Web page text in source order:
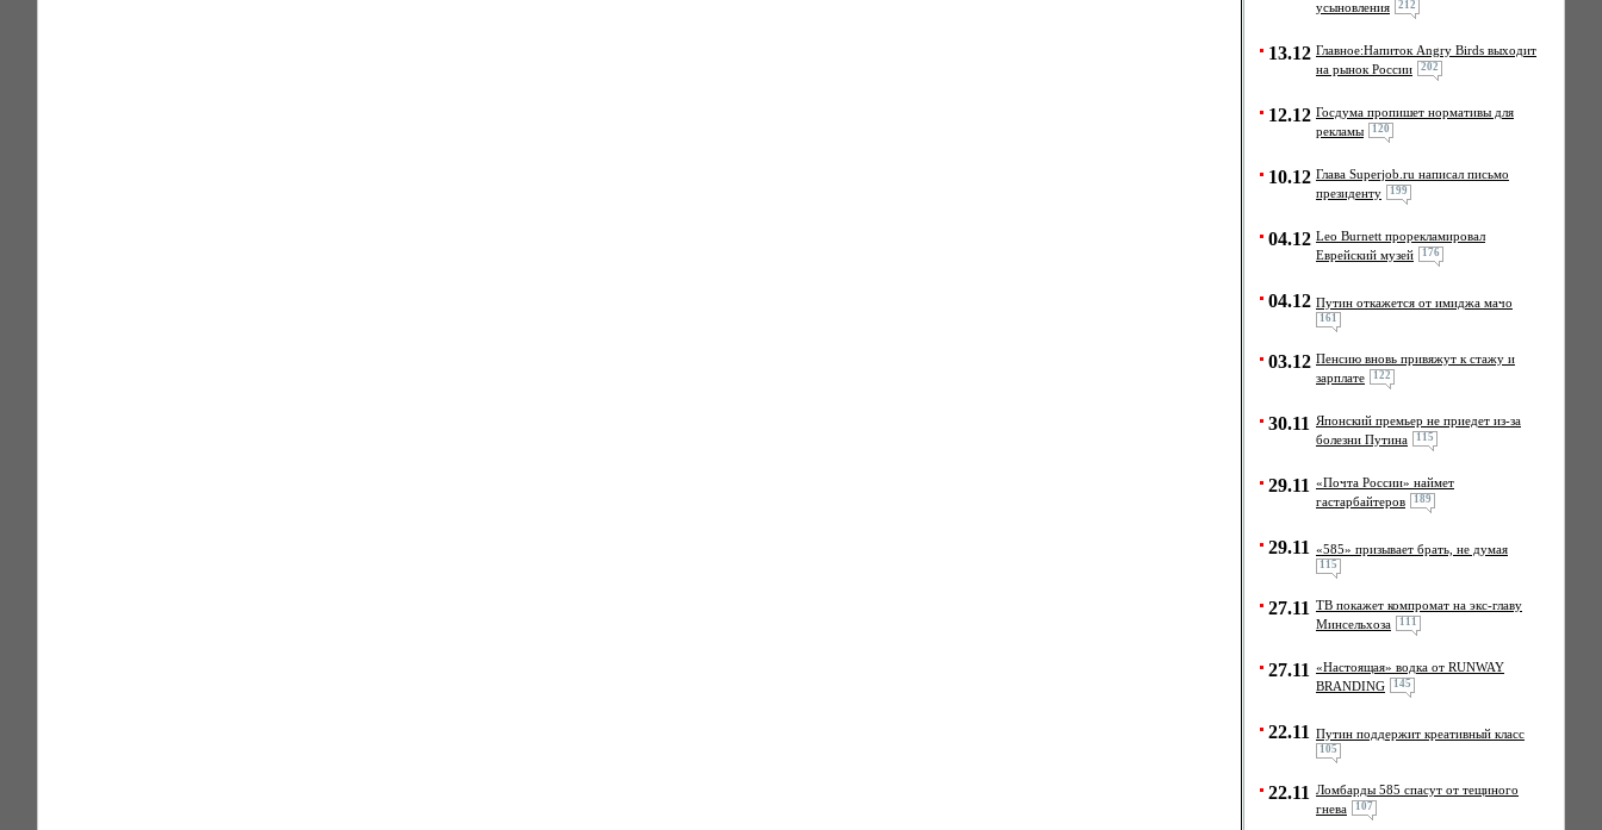
усыновления
212
13.12 Главное:Напиток Angry Birds выходит
на рынок России
202
12.12 Госдума пропишет нормативы для
рекламы
120
10.12 Глава Superjob.ru написал письмо
президенту
199
04.12 Leo Burnett прорекламировал
Еврейский музей
176
04.12 Путин откажется от имиджа мачо
161
03.12 Пенсию вновь привяжут к стажу и
зарплате
122
30.11
Японский премьер не приедет из-за
болезни Путина
115
29.11 «Почта России» наймет
гастарбайтеров
189
29.11 «585» призывает брать, не думая
115
27.11 ТВ покажет компромат на экс-главу
Минсельхоза
111
27.11 «Настоящая» водка от RUNWAY
BRANDING
145
22.11 Путин поддержит креативный класс
105
22.11 Ломбарды 585 спасут от тещиного
гнева
107